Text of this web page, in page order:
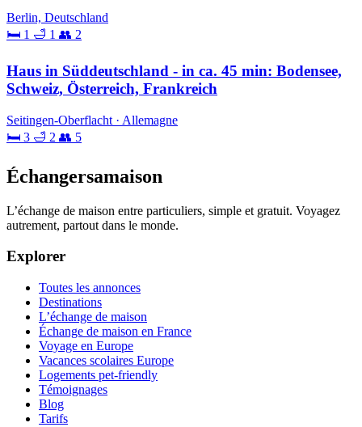
Berlin, Deutschland
🛏 1 🛁 1 👥 2
Haus in Süddeutschland - in ca. 45 min: Bodensee,
Schweiz, Österreich, Frankreich
Seitingen-Oberflacht · Allemagne
🛏 3 🛁 2 👥 5
Échangersamaison
L’échange de maison entre particuliers, simple et gratuit. Voyagez
autrement, partout dans le monde.
Explorer
Toutes les annonces
Destinations
L’échange de maison
Échange de maison en France
Voyage en Europe
Vacances scolaires Europe
Logements pet-friendly
Témoignages
Blog
Tarifs